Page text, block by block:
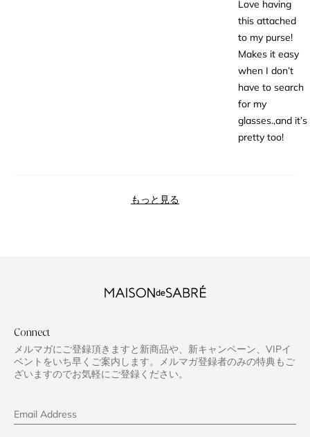
価
Love having
this attached
to my purse!
Makes it easy
when I don’t
have to search
for my
glasses.,and it’s
pretty too!
もっと見る
Connect
メルマガにご登録頂きますと新商品や、新キャンペーン、VIPイ
ベントをいち早くご案内します。メルマガ登録者のみの特典もご
ざいますのでお気軽にご登録ください。
Email Address